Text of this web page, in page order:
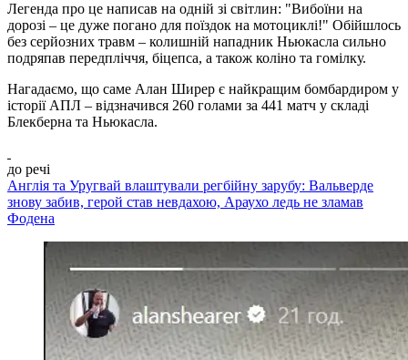
Легенда про це написав на одній зі світлин: "Вибоїни на
дорозі – це дуже погано для поїздок на мотоциклі!" Обійшлось
без серйозних травм – колишній нападник Ньюкасла сильно
подряпав передпліччя, біцепса, а також коліно та гомілку.
Нагадаємо, що саме Алан Ширер є найкращим бомбардиром у
історії АПЛ – відзначився 260 голами за 441 матч у складі
Блекберна та Ньюкасла.
до речі
Англія та Уругвай влаштували регбійну зарубу: Вальверде
знову забив, герой став невдахою, Араухо ледь не зламав
Фодена